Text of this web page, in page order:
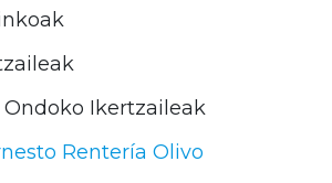
Ikertzaileak
Rentería Olivo